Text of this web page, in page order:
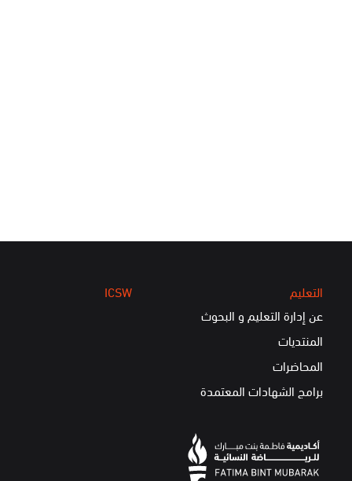
التعليم
عن إدارة التعليم و البحوث
المنتديات
المحاضرات
برامج الشهادات المعتمدة
ICSW